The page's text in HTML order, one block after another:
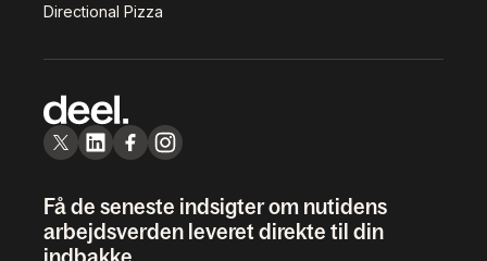
Directional Pizza
Få de seneste indsigter om nutidens
arbejdsverden leveret direkte til din